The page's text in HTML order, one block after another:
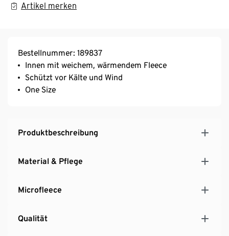
Artikel merken
Bestellnummer: 189837
Innen mit weichem, wärmendem Fleece
Schützt vor Kälte und Wind
One Size
Produktbeschreibung
Material & Pflege
Microfleece
Qualität